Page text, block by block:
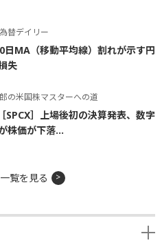
替デイリー
日MA（移動平均線）割れが示す円
失
の米国株マスターへの道
SPCX］上場後初の決算発表、数字
株価が下落...
覧を見る